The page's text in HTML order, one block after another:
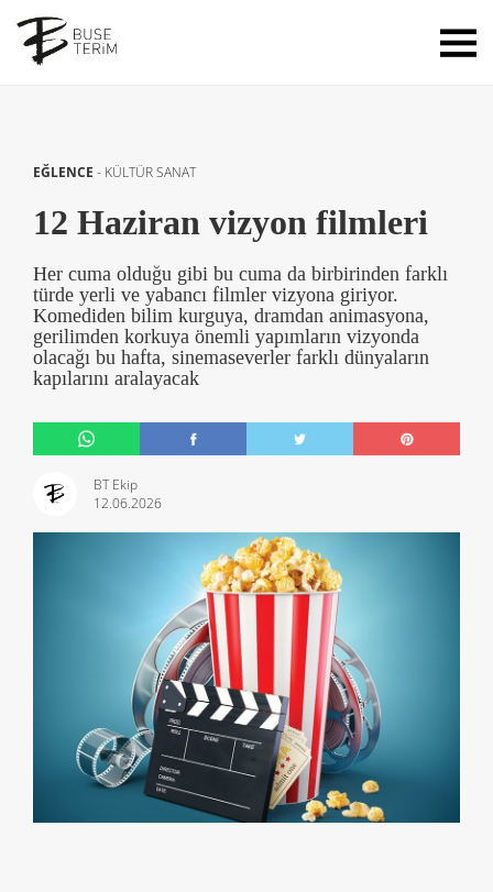
EĞLENCE - KÜLTÜR SANAT
12 Haziran vizyon filmleri
Her cuma olduğu gibi bu cuma da birbirinden farklı
türde yerli ve yabancı filmler vizyona giriyor.
Komediden bilim kurguya, dramdan animasyona,
gerilimden korkuya önemli yapımların vizyonda
olacağı bu hafta, sinemaseverler farklı dünyaların
kapılarını aralayacak
BT Ekip
12.06.2026